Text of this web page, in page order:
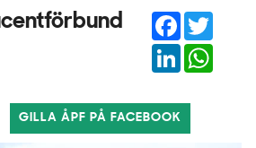
Facebook
LinkedIn
GILLA ÅPF PÅ FACEBOOK